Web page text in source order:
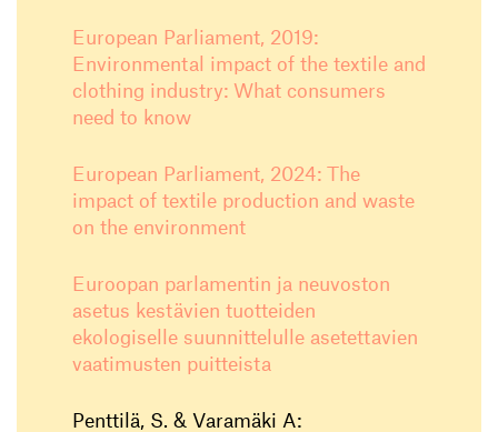
European Parliament, 2019:
Environmental impact of the textile and
clothing industry: What consumers
need to know
European Parliament, 2024: The
impact of textile production and waste
on the environment
Euroopan parlamentin ja neuvoston
asetus kestävien tuotteiden
ekologiselle suunnittelulle asetettavien
vaatimusten puitteista
Penttilä, S. & Varamäki A: